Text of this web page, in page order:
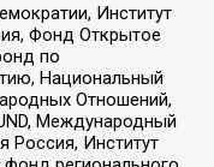
Институт
Фонд Открытое
по
Национальный
Отношений,
Международный
Россия, Институт